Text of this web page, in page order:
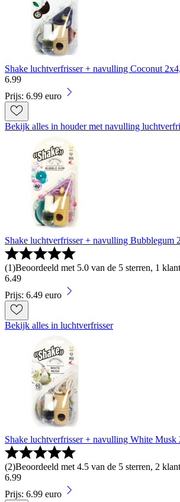
Shake luchtverfrisser + navulling Coconut
6.99
Prijs: 6.99 euro
Bekijk alles in houder met navulling
Shake luchtverfrisser + navulling Bubblegum
(1)Beoordeeld met 5.0 van de 5 sterren, 1
6.49
Prijs: 6.49 euro
Bekijk alles in luchtverfrisser
Shake luchtverfrisser + navulling White Musk
(2)Beoordeeld met 4.5 van de 5 sterren, 2
6.99
Prijs: 6.99 euro